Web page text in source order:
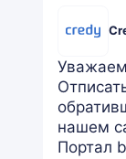
нашем
Портал